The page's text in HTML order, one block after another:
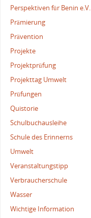
Perspektiven für Benin e.V.
Prämierung
Prävention
Projekte
Projektprüfung
Projekttag Umwelt
Prüfungen
Quistorie
Schulbuchausleihe
Schule des Erinnerns
Umwelt
Veranstaltungstipp
Verbraucherschule
Wasser
Wichtige Information